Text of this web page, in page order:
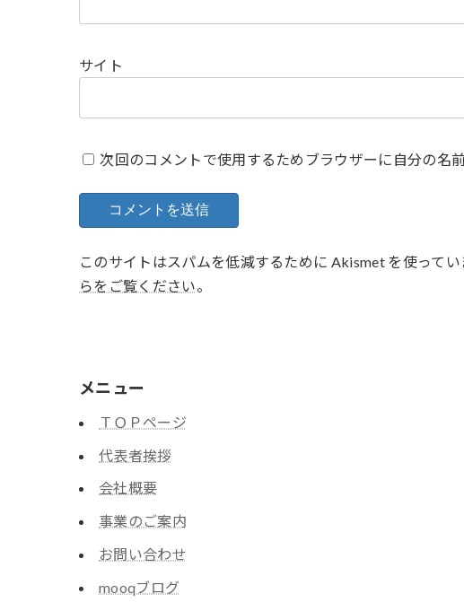
サイト
次回のコメントで使用するためブラウザーに自分の名
このサイトはスパムを低減するために Akismet を使ってい
らをご覧ください。
メニュー
ＴＯＰページ
代表者挨拶
会社概要
事業のご案内
お問い合わせ
mooqブログ